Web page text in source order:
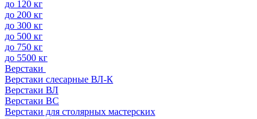
до 120 кг
до 200 кг
до 300 кг
до 500 кг
до 750 кг
до 5500 кг
Верстаки
Верстаки слесарные ВЛ-К
Верстаки ВЛ
Верстаки ВС
Верстаки для столярных мастерских